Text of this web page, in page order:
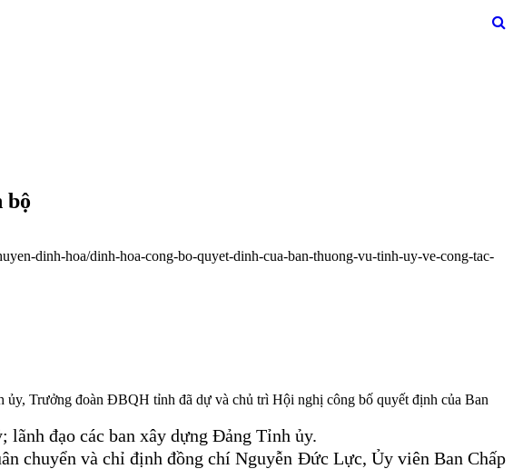
bộ
dinh-hoa/dinh-hoa-cong-bo-quyet-dinh-cua-ban-thuong-vu-tinh-uy-ve-cong-tac-
Trưởng đoàn ĐBQH tỉnh đã dự và chủ trì Hội nghị công bố quyết định của Ban
đạo các ban xây dựng Đảng Tỉnh ủy.
chuyển và chỉ định đồng chí Nguyễn Đức Lực, Ủy viên Ban Chấp